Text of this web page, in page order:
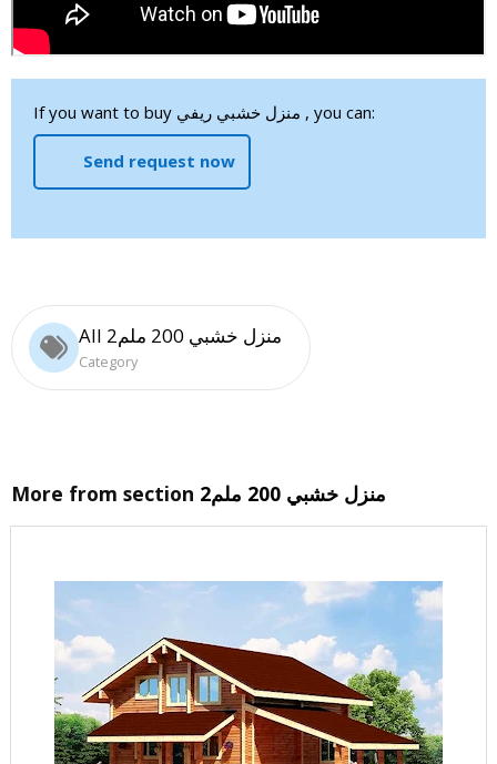
If you want to buy منزل خشبي ريفي , you can:
Send request now
All منزل خشبي 200 ملم2
Category
More from section منزل خشبي 200 ملم2